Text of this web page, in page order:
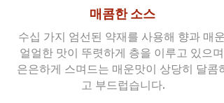
매콤한 소스
수십 가지 엄선된 약재를 사용해 향과 매운,
얼얼한 맛이 뚜렷하게 층을 이루고 있으며,
은은하게 스며드는 매운맛이 상당히 달콤하
고 부드럽습니다.